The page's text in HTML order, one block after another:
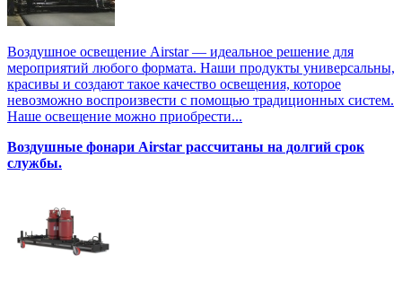
Воздушное освещение Airstar — идеальное решение для
мероприятий любого формата. Наши продукты универсальны,
красивы и создают такое качество освещения, которое
невозможно воспроизвести с помощью традиционных систем.
Наше освещение можно приобрести...
Воздушные фонари Airstar рассчитаны на долгий срок
службы.